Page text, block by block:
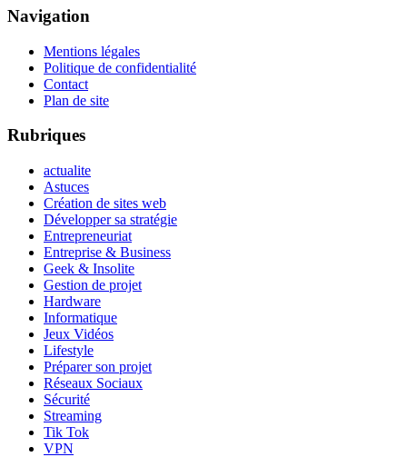
Navigation
Mentions légales
Politique de confidentialité
Contact
Plan de site
Rubriques
actualite
Astuces
Création de sites web
Développer sa stratégie
Entrepreneuriat
Entreprise & Business
Geek & Insolite
Gestion de projet
Hardware
Informatique
Jeux Vidéos
Lifestyle
Préparer son projet
Réseaux Sociaux
Sécurité
Streaming
Tik Tok
VPN